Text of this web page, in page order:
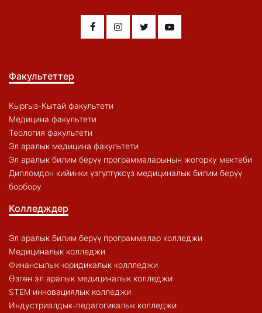
Факультеттер
Кыргыз-Кытай факультети
Медицина факультети
Теология факультети
Эл аралык медицина факультети
Эл аралык билим берүү программаларынын жогорку мектеби
Дипломдон кийинки үзгүлтүксүз медициналык билим берүү
борбору
Колледждер
Эл аралык билим берүү программалар колледжи
Медициналык колледжи
Финансылык-юридикалык коллледжи
Өзгөн эл аралык медициналык колледжи
STEM инновациялык колледжи
Индустриалдык-педагогикалык колледжи